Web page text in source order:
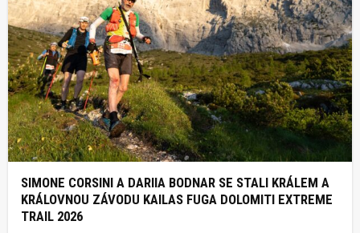
SIMONE CORSINI A DARIIA BODNAR SE STALI KRÁLEM A
KRÁLOVNOU ZÁVODU KAILAS FUGA DOLOMITI EXTREME
TRAIL 2026